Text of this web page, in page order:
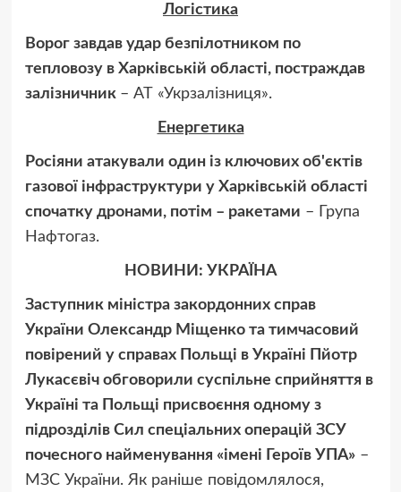
Логістика
Ворог завдав удар безпілотником по
тепловозу в Харківській області, постраждав
залізничник – АТ «Укрзалізниця».
Енергетика
Росіяни атакували один із ключових об'єктів
газової інфраструктури у Харківській області
спочатку дронами, потім – ракетами – Група
Нафтогаз.
НОВИНИ: УКРАЇНА
Заступник міністра закордонних справ
України Олександр Міщенко та тимчасовий
повірений у справах Польщі в Україні Пйотр
Лукасєвіч обговорили суспільне сприйняття в
Україні та Польщі присвоєння одному з
підрозділів Сил спеціальних операцій ЗСУ
почесного найменування «імені Героїв УПА»–
МЗС України. Як раніше повідомлялося,